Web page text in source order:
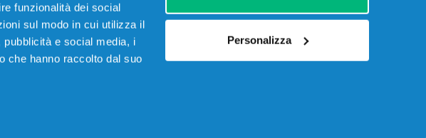
funzionalità dei social
sul modo in cui utilizza il
e social media, i
che hanno raccolto dal suo
Personalizza